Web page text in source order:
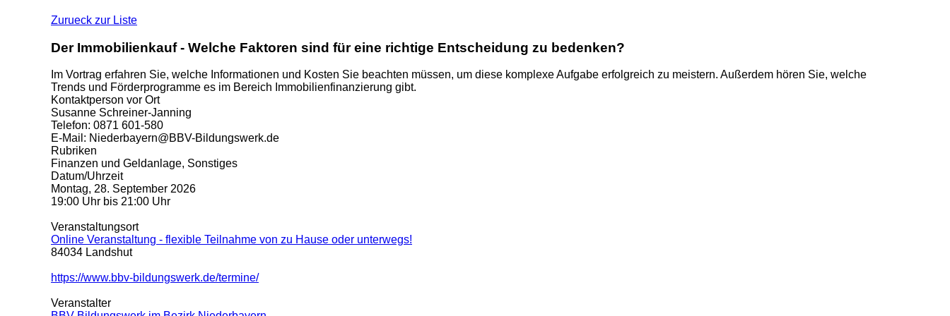
Zurueck zur Liste
Der Immobilienkauf - Welche Faktoren sind für eine richtige Entscheidung zu bedenken?
Im Vortrag erfahren Sie, welche Informationen und Kosten Sie beachten müssen, um diese komplexe Aufgabe erfolgreich zu meistern. Außerdem hören Sie, welche
Trends und Förderprogramme es im Bereich Immobilienfinanzierung gibt.
Kontaktperson vor Ort
Susanne Schreiner-Janning
Telefon: 0871 601-580
E-Mail: Niederbayern@BBV-Bildungswerk.de
Rubriken
Finanzen und Geldanlage, Sonstiges
Datum/Uhrzeit
Montag, 28. September 2026
19:00 Uhr bis 21:00 Uhr
Veranstaltungsort
Online Veranstaltung - flexible Teilnahme von zu Hause oder unterwegs!
84034 Landshut
https://www.bbv-bildungswerk.de/termine/
Veranstalter